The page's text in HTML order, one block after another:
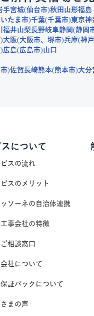
手宮城 仙台市 秋田 山形福島
いたま市 千葉 千葉市 東京神
福井山梨長野岐阜静岡 静岡
大阪 大阪市 堺市 兵庫 神
広島 広島市 山口
佐賀長崎熊本 熊本市 大分
について
スの流れ
スのメリット
ッソーネの自治体連携
事会社の特徴
相談窓口
社について
証パックについて
まの声